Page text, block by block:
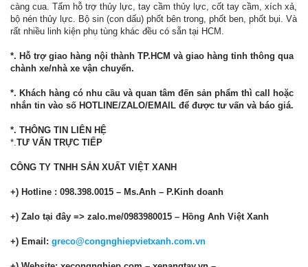
càng cua. Tấm hỗ trợ thủy lực, tay cầm thủy lực, cốt tay cầm, xích xả,
bộ nén thủy lực. Bộ sin (con dấu) phốt bên trong, phốt ben, phốt bụi. Và
rất nhiều linh kiện phụ tùng khác đều có sẵn tại HCM.
*. Hỗ trợ giao hàng nội thành TP.HCM và giao hàng tỉnh thông qua
chành xe/nhà xe vận chuyển.
*. Khách hàng có nhu cầu và quan tâm đến sản phẩm thì call hoặc
nhắn tin vào số HOTLINE/ZALO/EMAIL để được tư vấn và báo giá.
*. THÔNG TIN LIÊN HỆ
*. TƯ VẤN TRỰC TIẾP
CÔNG TY TNHH SẢN XUẤT VIỆT XANH
+) Hotline : 098.398.0015 – Ms.Anh – P.Kinh doanh
+) Zalo tại đây => zalo.me/0983980015 – Hồng Anh Việt Xanh
+) Email: greco@congnghiepvietxanh.com.vn